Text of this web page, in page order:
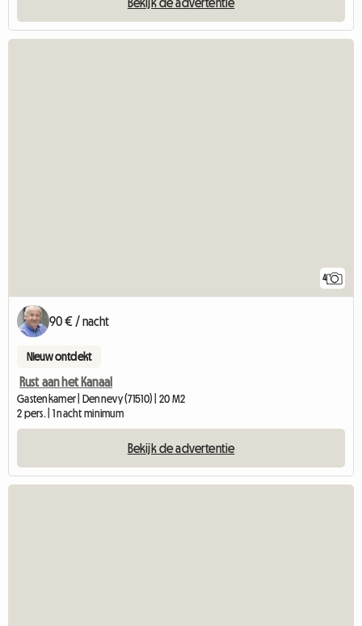
4
90 € / nacht
Nieuw ontdekt
Rust aan het Kanaal
Gastenkamer | Dennevy (71510) | 20 M2
2 pers. | 1 nacht minimum
Bekijk de advertentie